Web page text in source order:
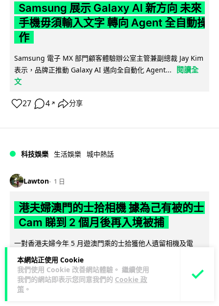
本網站正使用 Cookie
我們使用 Cookie 改善網站體驗。 繼續使用
我們的網站即表示您同意我們的 Cookie 政
策 。
Samsung 展示 Galaxy AI 新方向 未來
手機毋須輸入文字 轉向 Agent 全自動操
作
Samsung 電子 MX 部門顧客體驗辦公室主管兼副總裁 Jay Kim
表示，品牌正推動 Galaxy AI 邁向全自動化 Agent...
閱讀全
文
27 4 ↗ 分享
科技娛樂 生活娛樂 城中熱話
Lawton 1 日
港夫婦澳門的士拾相機 據為己有被的士
Cam 睇到 2 個月後再入境被捕
一對香港夫婦今年 5 月遊澳門乘的士拾獲他人遺留相機及電
池，拾遺不報並帶返香港自用。兩人本月 2 日經港珠澳大橋再
次入境澳門時，被治安警察局...
閱讀全文
532